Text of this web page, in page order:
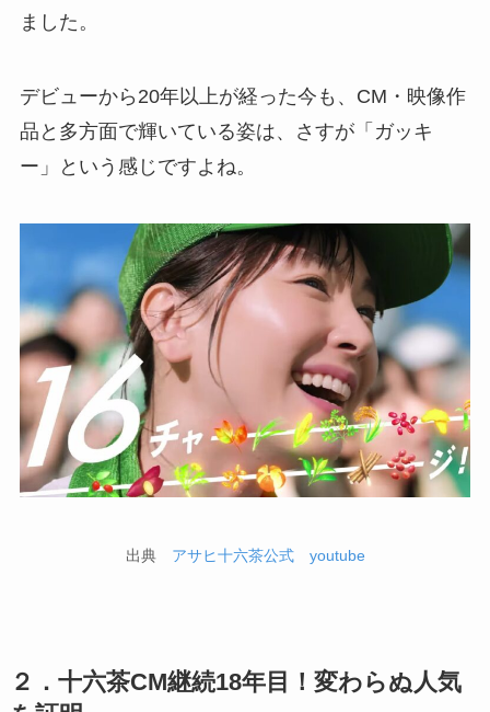
ました。
デビューから20年以上が経った今も、CM・映像作
品と多方面で輝いている姿は、さすが「ガッキ
ー」という感じですよね。
出典 アサヒ十六茶公式 youtube
２．十六茶CM継続18年目！変わらぬ人気